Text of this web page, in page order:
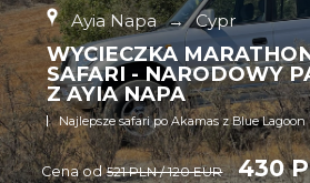
Ayia Napa → Cypr
WYCIECZKA
SAFARI - NARODOWY
Z AYIA NAPA
Najlepsze safari po Akamas z Blue Lagoon
Cena od 521 PLN / 120 EUR 430